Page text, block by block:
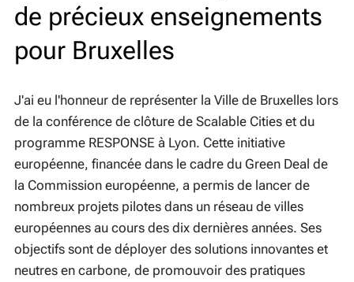
de précieux enseignements
pour Bruxelles
J'ai eu l'honneur de représenter la Ville de Bruxelles lors
de la conférence de clôture de Scalable Cities et du
programme RESPONSE à Lyon. Cette initiative
européenne, financée dans le cadre du Green Deal de
la Commission européenne, a permis de lancer de
nombreux projets pilotes dans un réseau de villes
européennes au cours des dix dernières années. Ses
objectifs sont de déployer des solutions innovantes et
neutres en carbone, de promouvoir des pratiques